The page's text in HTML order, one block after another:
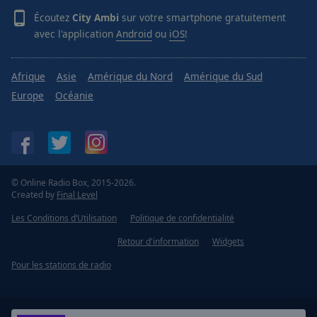
Écoutez City Ambi sur votre smartphone gratuitement
avec l'application Android ou iOS!
Afrique Asie Amérique du Nord
Amérique du Sud
Europe
Océanie
© Online Radio Box, 2015-2026.
Created by Final Level
Les Conditions d’Utilisation
Politique de confidentialité
Retour d'information
Widgets
Pour les stations de radio